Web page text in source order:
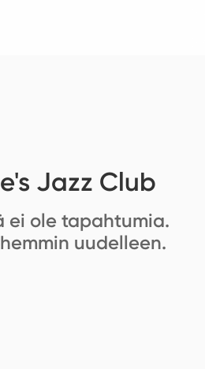
Jazz Club
ei ole tapahtumia.
uudelleen.